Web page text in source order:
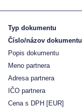
Typ dokumentu
Číslo/názov dokumentu
Popis dokumentu
Meno partnera
Adresa partnera
IČO partnera
Cena s DPH [EUR]